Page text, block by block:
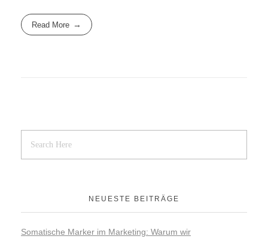
Read More
NEUESTE BEITRÄGE
Somatische Marker im Marketing: Warum wir